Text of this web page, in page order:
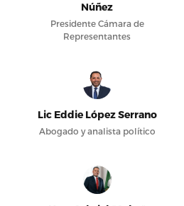
Núñez
Presidente Cámara de
Representantes
Lic Eddie López Serrano
Abogado y analista político